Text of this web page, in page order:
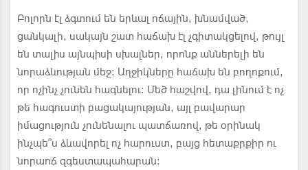
Բոլորն էլ ձգտում են երևալ ոճային, խնամված,
ցանկալի, սակայն շատ հաճախ էլ չգիտակցելով, թույլ
են տալիս այնպիսի սխալներ, որոնք աններելի են
նորաձևության մեջ: Աղջիկները հաճախ են բողոքում,
որ ոչինչ չունեն հագնելու: Մեծ հաշվով, դա լինում է ոչ
թե հագուստի բացակայության, այլ բավարար
իմացություն չունենալու պատճառով, թե օրինակ
ինչպե՞ս ձևավորել ոչ հարուստ, բայց հետաքրքիր ու
նորաոճ զգեստապահարան: